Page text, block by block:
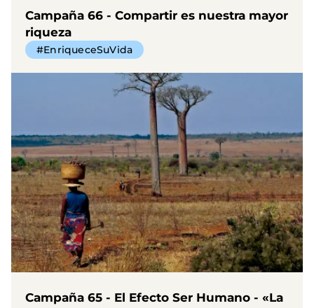
Campaña 66 - Compartir es nuestra mayor
riqueza
#EnriqueceSuVida
Campaña 65 - El Efecto Ser Humano - «La